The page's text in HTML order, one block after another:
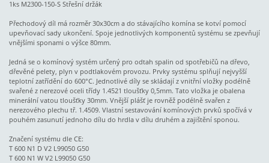
1ks M2300-150-S Střešní držák
Přechodový díl má rozměr 30x30cm a do stávajícího komína se kotví pomocí
upevňovací sady ukončení. Spoje jednotlivých komponentů systému se zpevňují
vnějšími sponami o výšce 80mm.
Jedná se o komínový systém určený pro odtah spalin od spotřebičů na dřevo,
dřevěné pelety, plyn v podtlakovém provozu. Prvky systému splňují nejvyšší
teplotní zatřídění do 600°C. Jednotlivé díly se skládají z vnitřní vložky podélně
svařené z nerezové oceli třídy 1.4521 tloušťky 0,5mm. Tato vložka je obalena
minerální vatou tloušťky 30mm. Vnější plášť je rovněž podélně svařen z
nerezového plechu tř. 1.4509. Vlastní sestavování komínových prvků spočívá v
pouhém zasunutí jednoho dílu do hrdla v dílu druhém a zajištění sponou.
Značení systému dle CE:
T 600 N1 D V2 L99050 G50
T 600 N1 W V2 L99050 G50